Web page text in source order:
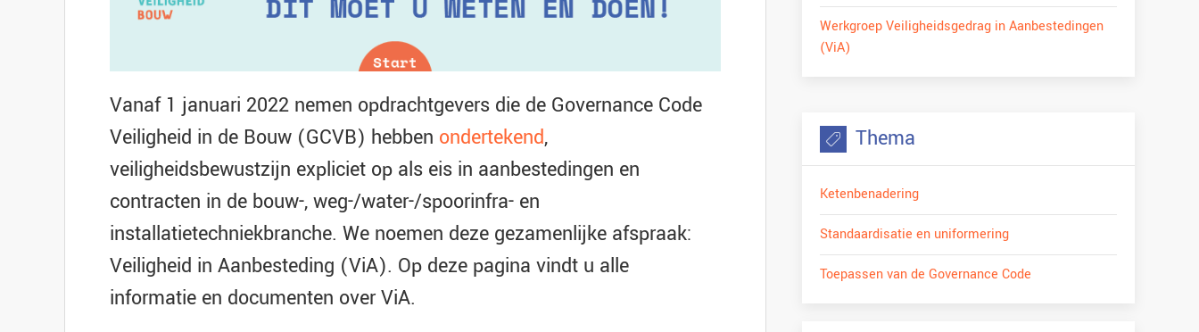
Vanaf 1 januari 2022 nemen opdrachtgevers die de Governance Code
Veiligheid in de Bouw (GCVB) hebben ondertekend,
veiligheidsbewustzijn expliciet op als eis in aanbestedingen en
contracten in de bouw-, weg-/water-/spoorinfra- en
installatietechniekbranche. We noemen deze gezamenlijke afspraak:
Veiligheid in Aanbesteding (ViA). Op deze pagina vindt u alle
informatie en documenten over ViA.
Werkgroep Veiligheidsgedrag in Aanbestedingen
(ViA)
Thema
Ketenbenadering
Standaardisatie en uniformering
Toepassen van de Governance Code